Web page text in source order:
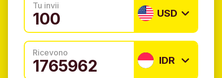
Tu invii
USD
Ricevono
IDR